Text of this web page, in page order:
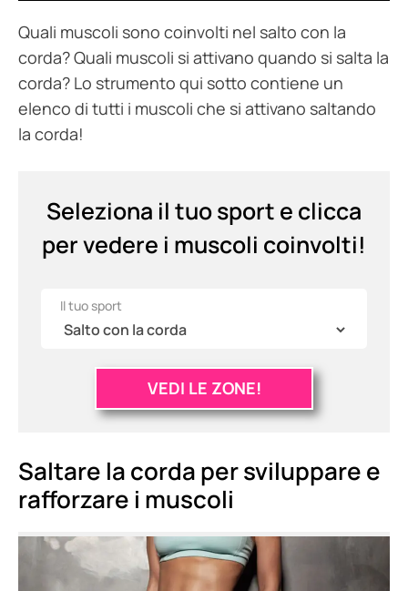
Quali muscoli sono coinvolti nel salto con la
corda? Quali muscoli si attivano quando si salta la
corda? Lo strumento qui sotto contiene un
elenco di tutti i muscoli che si attivano saltando
la corda!
Seleziona il tuo sport e clicca
per vedere i muscoli coinvolti!
Il tuo sport
VEDI LE ZONE!
Saltare la corda per sviluppare e
rafforzare i muscoli